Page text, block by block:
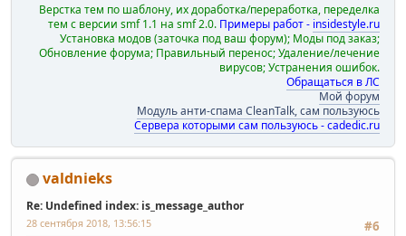
Верстка тем по шаблону, их доработка/переработка, переделка
тем с версии smf 1.1 на smf 2.0. Примеры работ - insidestyle.ru
Установка модов (заточка под ваш форум); Моды под заказ;
Обновление форума; Правильный перенос; Удаление/лечение
вирусов; Устранения ошибок.
Обращаться в ЛС
Мой форум
Модуль анти-спама CleanTalk, сам пользуюсь
Сервера которыми сам пользуюсь - cadedic.ru
valdnieks
Re: Undefined index: is_message_author
#6
28 сентября 2018, 13:56:15